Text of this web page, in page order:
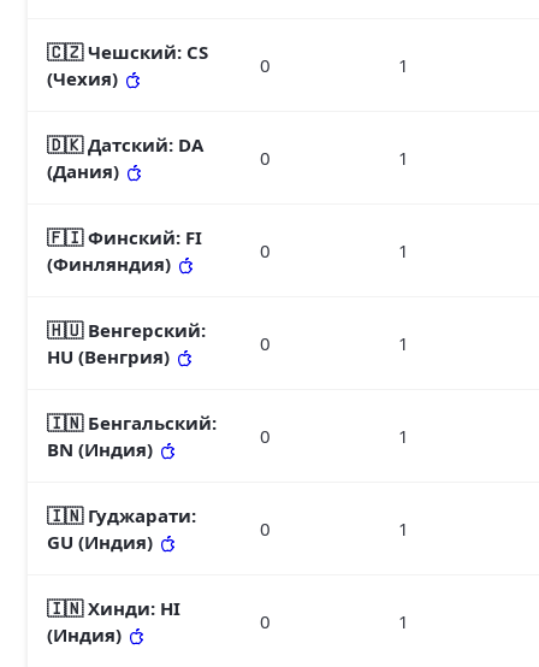
🇨🇿 Чешский: CS
(Чехия)
0 1
🇩🇰 Датский: DA
(Дания)
0 1
🇫🇮 Финский: FI
(Финляндия)
0 1
🇭🇺 Венгерский:
HU (Венгрия)
0 1
🇮🇳 Бенгальский:
BN (Индия)
0 1
🇮🇳 Гуджарати:
GU (Индия)
0 1
🇮🇳 Хинди: HI
(Индия)
0 1